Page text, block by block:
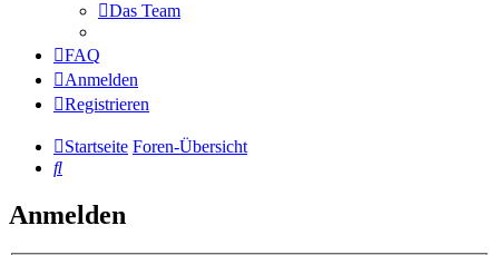
Das Team
FAQ
Anmelden
Registrieren
Startseite Foren-Übersicht
Suche
Anmelden